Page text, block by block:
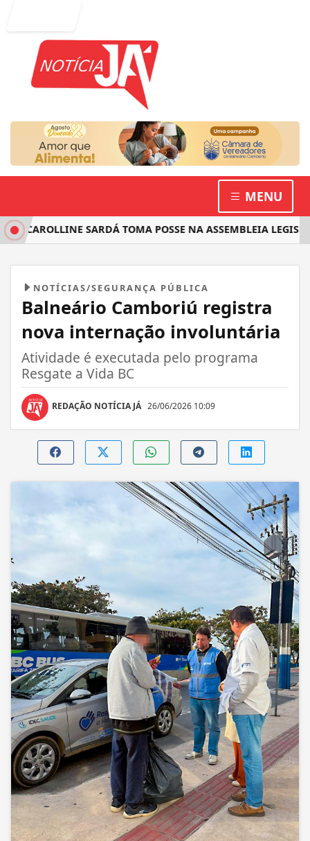
MENU
SARDÁ TOMA POSSE NA ASSEMBLEIA
NOTÍCIAS/SEGURANÇA PÚBLICA
Balneário Camboriú registra
nova internação involuntária
Atividade é executada pelo programa
Resgate a Vida BC
REDAÇÃO NOTÍCIA JÁ 26/06/2026 10:09